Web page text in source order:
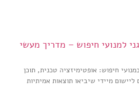
למנועי חיפוש – מדריך מעשי
חיפוש: אופטימיזציה טכנית, תוכן
מיידי שיביאו תוצאות אמיתיות